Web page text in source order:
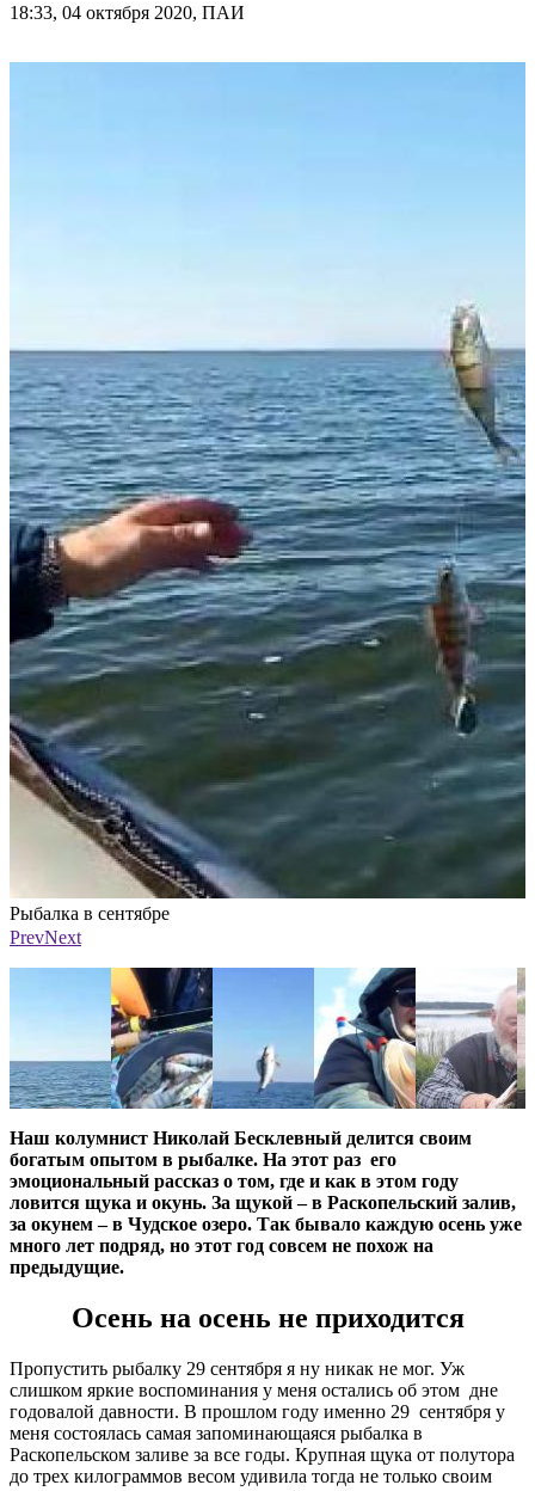
18:33, 04 октября 2020, ПАИ
Рыбалка в сентябре
Фото: Николай Бесклевный
PrevNext
Наш колумнист Николай Бесклевный делится своим
богатым опытом в рыбалке. На этот раз его
эмоциональный рассказ о том, где и как в этом году
ловится щука и окунь. За щукой – в Раскопельский залив,
за окунем – в Чудское озеро. Так бывало каждую осень уже
много лет подряд, но этот год совсем не похож на
предыдущие.
Осень на осень не приходится
Пропустить рыбалку 29 сентября я ну никак не мог. Уж
слишком яркие воспоминания у меня остались об этом дне
годовалой давности. В прошлом году именно 29 сентября у
меня состоялась самая запоминающаяся рыбалка в
Раскопельском заливе за все годы. Крупная щука от полутора
до трех килограммов весом удивила тогда не только своим